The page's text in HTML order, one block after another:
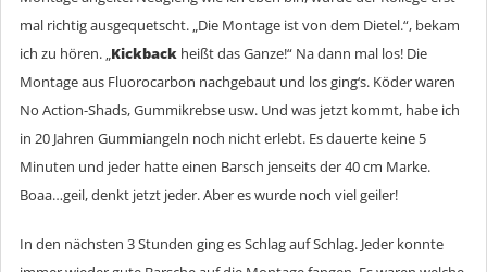
mal richtig ausgequetscht. „Die Montage ist von dem Dietel.“, bekam
ich zu hören. „Kickback heißt das Ganze!“ Na dann mal los! Die
Montage aus Fluorocarbon nachgebaut und los ging‘s. Köder waren
No Action-Shads, Gummikrebse usw. Und was jetzt kommt, habe ich
in 20 Jahren Gummiangeln noch nicht erlebt. Es dauerte keine 5
Minuten und jeder hatte einen Barsch jenseits der 40 cm Marke.
Boaa…geil, denkt jetzt jeder. Aber es wurde noch viel geiler!
In den nächsten 3 Stunden ging es Schlag auf Schlag. Jeder konnte